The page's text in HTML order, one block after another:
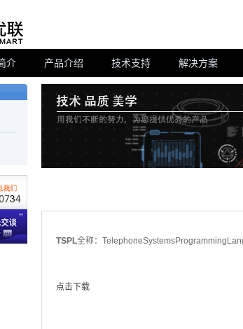
介 产品介绍 技术支持 解决方案
TSPL全称：
点击下载